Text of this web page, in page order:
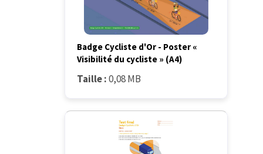
Badge Cycliste d'Or - Poster «
Visibilité du cycliste » (A4)
Taille :0,08 MB